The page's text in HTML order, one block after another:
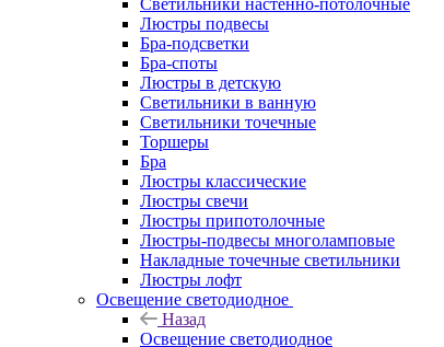
Светильники настенно-потолочные
Люстры подвесы
Бра-подсветки
Бра-споты
Люстры в детскую
Светильники в ванную
Светильники точечные
Торшеры
Бра
Люстры классические
Люстры свечи
Люстры припотолочные
Люстры-подвесы многоламповые
Накладные точечные светильники
Люстры лофт
Освещение светодиодное
Назад
Освещение светодиодное